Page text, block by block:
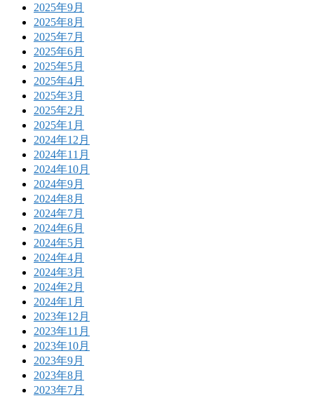
2025年9月
2025年8月
2025年7月
2025年6月
2025年5月
2025年4月
2025年3月
2025年2月
2025年1月
2024年12月
2024年11月
2024年10月
2024年9月
2024年8月
2024年7月
2024年6月
2024年5月
2024年4月
2024年3月
2024年2月
2024年1月
2023年12月
2023年11月
2023年10月
2023年9月
2023年8月
2023年7月